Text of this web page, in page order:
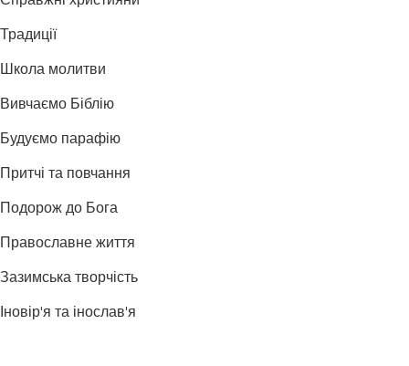
Традиції
Школа молитви
Вивчаємо Біблію
Будуємо парафію
Притчі та повчання
Подорож до Бога
Православне життя
Зазимська творчість
Іновір'я та інослав'я